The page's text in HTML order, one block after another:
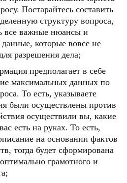
Постарайтесь составить
структуру вопроса,
все важные нюансы и
которые вовсе не
разрешения дела;
предполагает в себе
максимальных данных по
То есть, указываете
были осуществлены против
осуществили вы, какие
есть на руках. То есть,
на основании фактов
тогда будет сформирована
грамотного и